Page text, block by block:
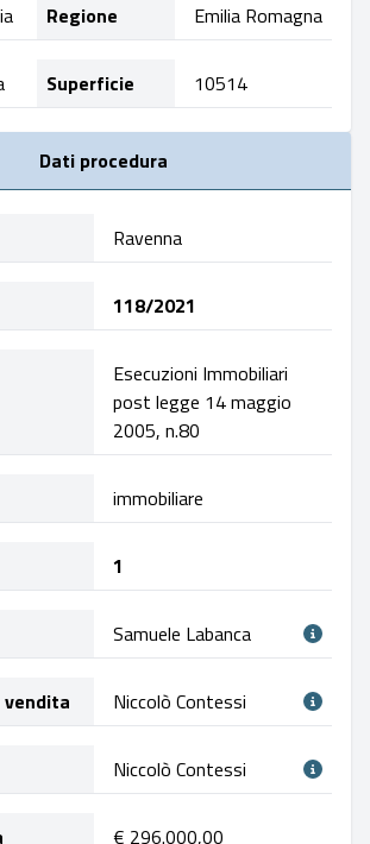
Regione Emilia Romagna
Superficie 10514
Dati procedura
Ravenna
118/2021
Esecuzioni Immobiliari
post legge 14 maggio
2005, n.80
immobiliare
1
Samuele Labanca
Niccolò Contessi
Niccolò Contessi
€ 296.000,00